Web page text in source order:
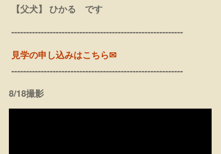
【父犬】 ひかる です
----------------------------------------------------------
見学の申し込みはこちら✉
----------------------------------------------------------
8/18撮影